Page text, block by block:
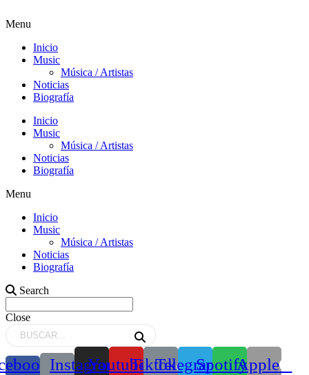
Menu
Inicio
Music
Música / Artistas
Noticias
Biografía
Inicio
Music
Música / Artistas
Noticias
Biografía
Menu
Inicio
Music
Música / Artistas
Noticias
Biografía
Search
Close
Instagram
YoutubeTiktokTelegramSpotifyApple